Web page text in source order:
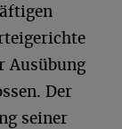
Ausübung
Der
seiner